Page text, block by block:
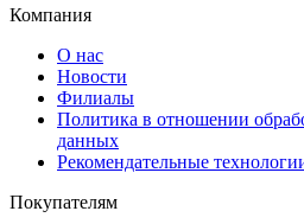
Компания
О нас
Новости
Филиалы
Политика в отношении
данных
Рекомендательные
Покупателям